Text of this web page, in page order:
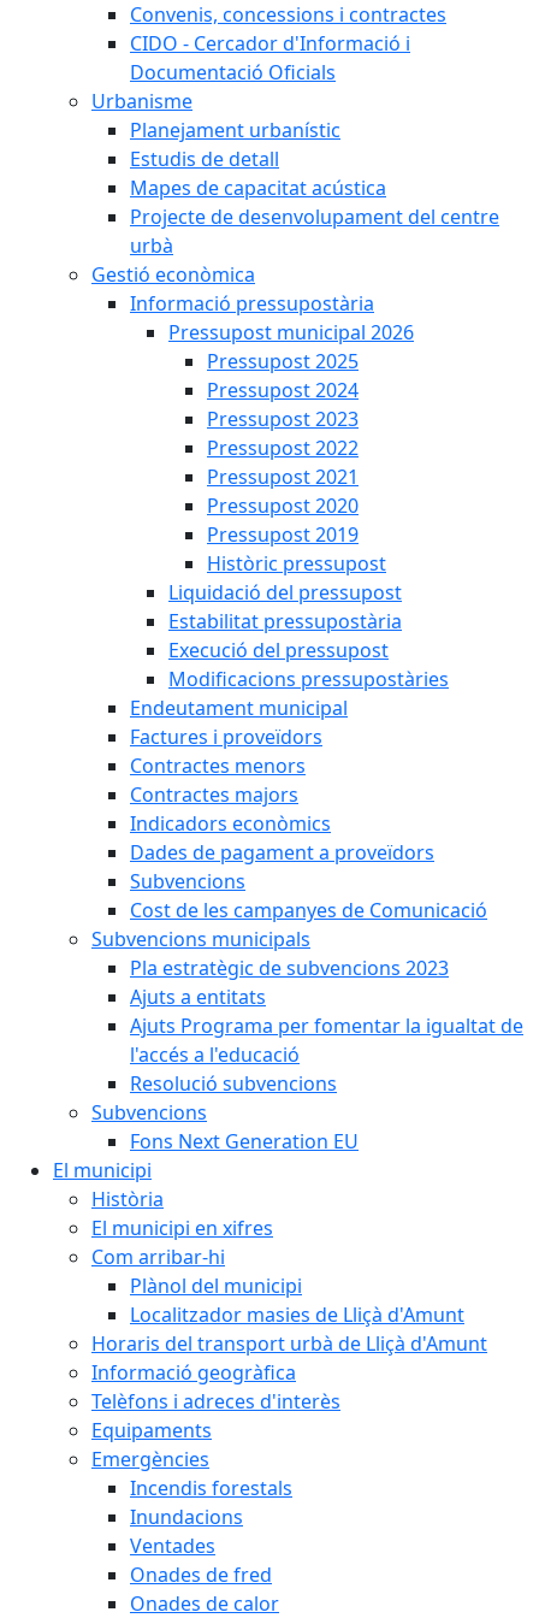
Convenis, concessions i contractes
CIDO - Cercador d'Informació i
Documentació Oficials
Urbanisme
Planejament urbanístic
Estudis de detall
Mapes de capacitat acústica
Projecte de desenvolupament del centre
urbà
Gestió econòmica
Informació pressupostària
Pressupost municipal 2026
Pressupost 2025
Pressupost 2024
Pressupost 2023
Pressupost 2022
Pressupost 2021
Pressupost 2020
Pressupost 2019
Històric pressupost
Liquidació del pressupost
Estabilitat pressupostària
Execució del pressupost
Modificacions pressupostàries
Endeutament municipal
Factures i proveïdors
Contractes menors
Contractes majors
Indicadors econòmics
Dades de pagament a proveïdors
Subvencions
Cost de les campanyes de Comunicació
Subvencions municipals
Pla estratègic de subvencions 2023
Ajuts a entitats
Ajuts Programa per fomentar la igualtat de
l'accés a l'educació
Resolució subvencions
Subvencions
Fons Next Generation EU
El municipi
Història
El municipi en xifres
Com arribar-hi
Plànol del municipi
Localitzador masies de Lliçà d'Amunt
Horaris del transport urbà de Lliçà d'Amunt
Informació geogràfica
Telèfons i adreces d'interès
Equipaments
Emergències
Incendis forestals
Inundacions
Ventades
Onades de fred
Onades de calor